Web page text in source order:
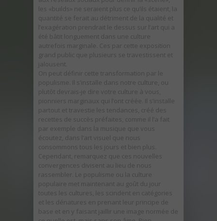
les «builds» ne seraient plus ce qu’ils étaient, la
quantité se ferait au détriment de la qualité et
l’exagération prendrait le dessus sur l’art qui a
été bâtit longuement dans une culture
autrefois marginale. Ces par cette exposition
grand public que plusieurs se travestissent et
jalousent.
On peut définir cette transformation par le
populisme. Il s’installe dans notre culture, ou
plutôt devrais-je dire votre culture à vous,
pionniers marginaux qui l’ont créée. Il s’installe
partout et travestie les tendances, créé des
recettes de succès préfaites, comme il l’a fait
par exemple dans la musique que vous
écoutez, dans l’art visuel que nous
consommons tous les jours et bien plus.
Cependant, remarquez que ces nouvelles
convergences divisent au lieu de nous
rassembler. Le populisme ou la culture
populaire met maintenant au goût du jour
toutes les cultures, les scindent en catégories
et les dénatures en prenant leur principe de
base et en y faisant jaillir une image normée de